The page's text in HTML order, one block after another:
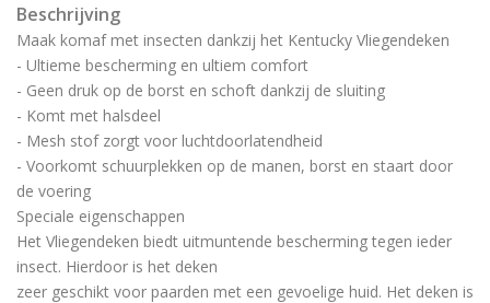
Beschrijving
Maak komaf met insecten dankzij het Kentucky Vliegendeken
- Ultieme bescherming en ultiem comfort
- Geen druk op de borst en schoft dankzij de sluiting
- Komt met halsdeel
- Mesh stof zorgt voor luchtdoorlatendheid
- Voorkomt schuurplekken op de manen, borst en staart door
de voering
Speciale eigenschappen
Het Vliegendeken biedt uitmuntende bescherming tegen ieder
insect. Hierdoor is het deken
zeer geschikt voor paarden met een gevoelige huid. Het deken is